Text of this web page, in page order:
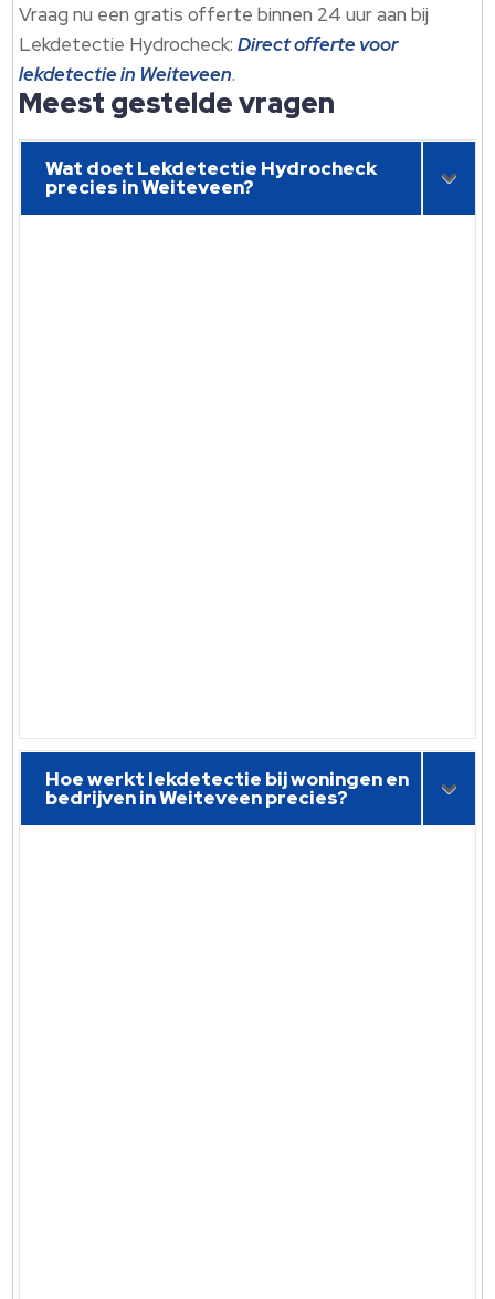
Vraag nu een gratis offerte binnen 24 uur aan bij
Lekdetectie Hydrocheck:Direct offerte voor
lekdetectie in Weiteveen.
Meest gestelde vragen
Wat doet Lekdetectie Hydrocheck
precies in Weiteveen?
Hoe werkt lekdetectie bij woningen en
bedrijven in Weiteveen precies?